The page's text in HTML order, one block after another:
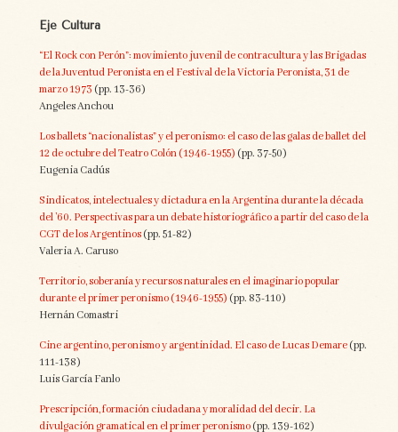
Eje Cultura
“El Rock con Perón”: movimiento juvenil de contracultura y las Brigadas
de la Juventud Peronista en el Festival de la Victoria Peronista, 31 de
marzo 1973 (pp. 13-36)
Angeles Anchou
Los ballets “nacionalistas” y el peronismo: el caso de las galas de ballet del
12 de octubre del Teatro Colón (1946-1955) (pp. 37-50)
Eugenia Cadús
Sindicatos, intelectuales y dictadura en la Argentina durante la década
del ’60. Perspectivas para un debate historiográfico a partir del caso de la
CGT de los Argentinos (pp. 51-82)
Valeria A. Caruso
Territorio, soberanía y recursos naturales en el imaginario popular
durante el primer peronismo (1946-1955) (pp. 83-110)
Hernán Comastri
Cine argentino, peronismo y argentinidad. El caso de Lucas Demare (pp.
111-138)
Luis García Fanlo
Prescripción, formación ciudadana y moralidad del decir. La
divulgación gramatical en el primer peronismo (pp. 139-162)